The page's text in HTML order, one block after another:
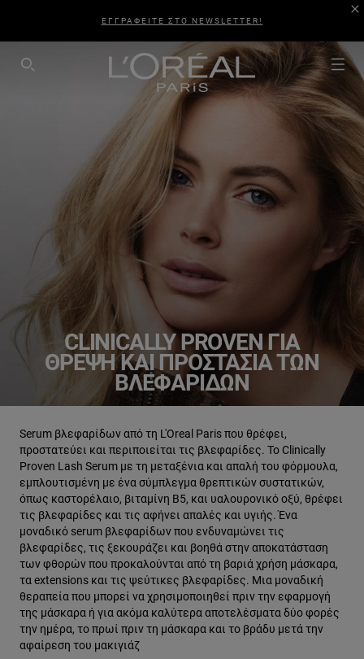
ΕΓΓΡΑΦΕΙΤΕ ΣΤΟ NEWSLETTER!
SEARCH THIS SITE
CLINICALLY PROVEN ΓΙΑ
ΘΡΈΨΗ ΚΑΙ ΠΡΟΣΤΑΣΊΑ ΤΩΝ
ΒΛΕΦΑΡΊΔΩΝ
Serum βλεφαρίδων από τη L'Oreal Paris που θρέφει,
προστατεύει και περιποιείται τις βλεφαρίδες. Το Clinically
Proven Lash Serum με τη μεταξένια και απαλή του φόρμουλα,
εμπλουτισμένη με ένα σύμπλεγμα θρεπτικών συστατικών,
όπως καστορέλαιο, βιταμίνη Β5, και υαλουρονικό οξύ, θρέφει
τις βλεφαρίδες και τις αφήνει απαλές και υγιής. Ένα
μοναδικό serum βλεφαρίδων που ενδυναμώνει τις
βλεφαρίδες, τις ξεκουράζει και βοηθά στην αποκατάσταση
των φθορών που προκαλούνται από τη βαριά χρήση μάσκαρα,
τα extensions και τις ψεύτικες βλεφαρίδες. Mια μοναδική
θεραπεία που μπορεί να χρησιμοποιηθεί πριν την εφαρμογή
της μάσκαρα ή για ακόμα καλύτερα αποτελέσματα δύο φορές
την ημέρα, το πρωί πριν τη μάσκαρα και το βράδυ μετά την
αφαίρεση του μακιγιάζ